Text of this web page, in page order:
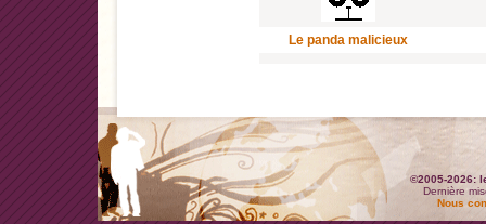
Le panda malicieux
©2005-2026:
Dernière
Nous